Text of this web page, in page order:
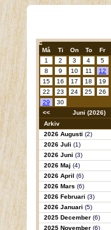
Må Ti On To Fr
1
2 3 4 5
8
9 10 11 12
15
16 17 18 19
22
23 24 25 26
29
30
<<
Juni (2026)
Arkiv
2026 Augusti (2)
2026 Juli (1)
2026 Juni (3)
2026 Maj (4)
2026 April (6)
2026 Mars (6)
2026 Februari (3)
2026 Januari (5)
2025 December (6)
2025 November (6)